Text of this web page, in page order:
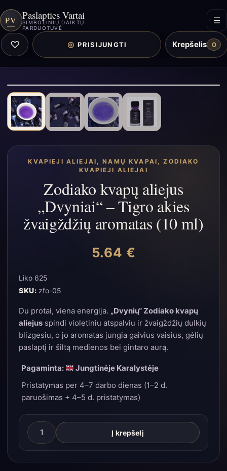
PV Paslapties Vartai
SIMBOLINIŲ DAIKTŲ
PARDUOTUVĖ
☰
♡ ◎ PRISIJUNGTI Krepšelis 0
KVAPIEJI ALIEJAI ,NAMŲ KVAPAI ,ZODIAKO
KVAPIEJI ALIEJAI
Zodiako kvapų aliejus
„Dvyniai“ – Tigro akies
žvaigždžių aromatas (10 ml)
5.64 €
Liko 625
SKU: zfo-05
Du protai, viena energija. „Dvynių“ Zodiako kvapų
aliejus spindi violetiniu atspalviu ir žvaigždžių dulkių
blizgesiu, o jo aromatas jungia gaivius vaisius, gėlių
paslaptį ir šiltą medienos bei gintaro aurą.
Pagaminta:
Jungtinėje Karalystėje
Pristatymas per 4–7 darbo dienas (1–2 d.
paruošimas + 4–5 d. pristatymas)
produkto
kiekis:
Zodiako
Į krepšelį